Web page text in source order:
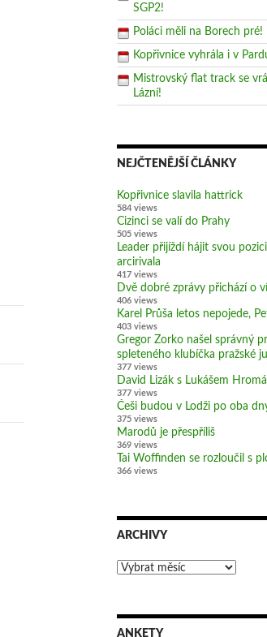
SGP2!
Poláci měli na Borech pré!
Kopřivnice vyhrála i v
Mistrovský flat track se
Lázní!
NEJČTENĚJŠÍ ČLÁNKY
Kopřivnice slavila hattrick
584 views
Cizinci se valí do Prahy
505 views
Leader přijíždí hájit svou
arcirivala
417 views
Dvě dobré zprávy přichází o
406 views
Karel Průša letos nepojede,
403 views
Gregor Zorko našel správný
spleteného klubíčka pražské
377 views
David Lizák s Lukášem
377 views
Češi budou v Lodži po oba
375 views
Marodů je přespříliš
369 views
Tai Woffinden se rozloučil s
366 views
ARCHIVY
Archivy
ANKETY